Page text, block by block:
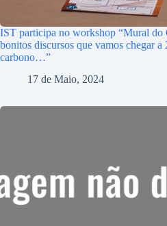
IST participa no workshop “Mural do
bonitos discursos que vamos chegar a
carbono…”
17 de Maio, 2024